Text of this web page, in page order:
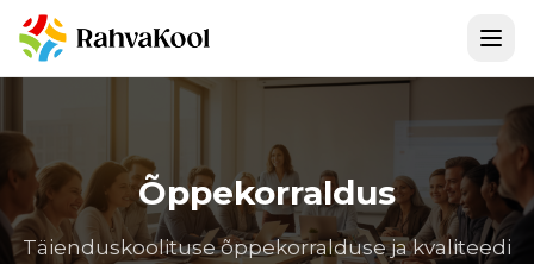
Õppekorraldus
Täienduskoolituse õppekorralduse ja kvaliteedi